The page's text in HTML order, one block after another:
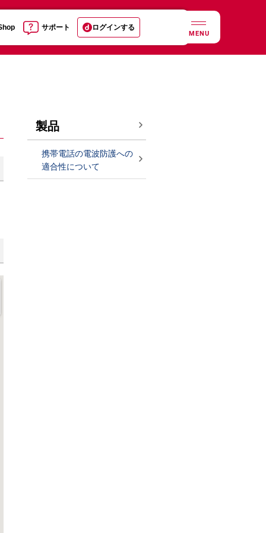
サポート ログインする
MENU
製品
携帯電話の電波防護への
適合性について